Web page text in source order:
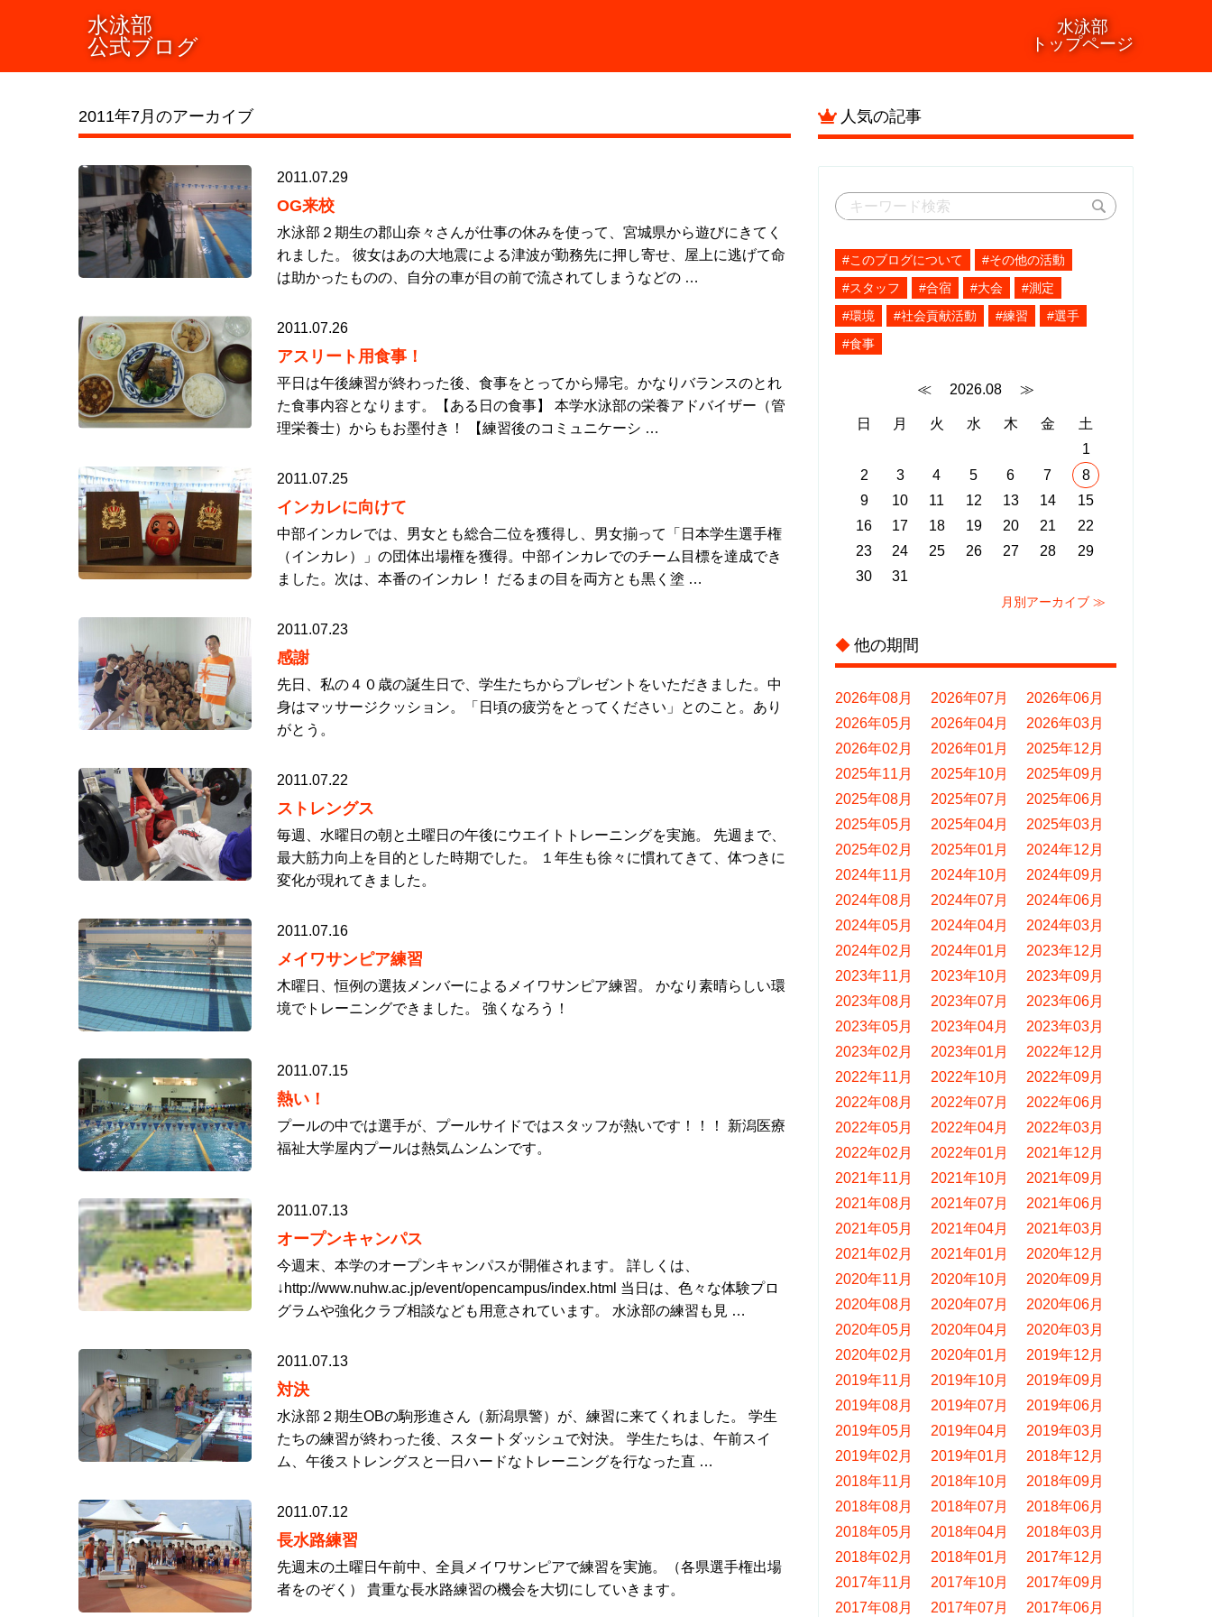
水泳部
トップページ
水泳部
公式ブログ
2011年7月のアーカイブ
2011.07.29
OG来校
水泳部２期生の郡山奈々さんが仕事の休みを使って、宮城県から遊びにきてく
れました。 彼女はあの大地震による津波が勤務先に押し寄せ、屋上に逃げて命
は助かったものの、自分の車が目の前で流されてしまうなどの …
2011.07.26
アスリート用食事！
平日は午後練習が終わった後、食事をとってから帰宅。かなりバランスのとれ
た食事内容となります。【ある日の食事】 本学水泳部の栄養アドバイザー（管
理栄養士）からもお墨付き！ 【練習後のコミュニケーシ …
2011.07.25
インカレに向けて
中部インカレでは、男女とも総合二位を獲得し、男女揃って「日本学生選手権
（インカレ）」の団体出場権を獲得。中部インカレでのチーム目標を達成でき
ました。次は、本番のインカレ！ だるまの目を両方とも黒く塗 …
2011.07.23
感謝
先日、私の４０歳の誕生日で、学生たちからプレゼントをいただきました。中
身はマッサージクッション。「日頃の疲労をとってください」とのこと。あり
がとう。
2011.07.22
ストレングス
毎週、水曜日の朝と土曜日の午後にウエイトトレーニングを実施。 先週まで、
最大筋力向上を目的とした時期でした。 １年生も徐々に慣れてきて、体つきに
変化が現れてきました。
2011.07.16
メイワサンピア練習
木曜日、恒例の選抜メンバーによるメイワサンピア練習。 かなり素晴らしい環
境でトレーニングできました。 強くなろう！
2011.07.15
熱い！
プールの中では選手が、プールサイドではスタッフが熱いです！！！ 新潟医療
福祉大学屋内プールは熱気ムンムンです。
2011.07.13
オープンキャンパス
今週末、本学のオープンキャンパスが開催されます。 詳しくは、
↓http://www.nuhw.ac.jp/event/opencampus/index.html 当日は、色々な体験プロ
グラムや強化クラブ相談なども用意されています。 水泳部の練習も見 …
2011.07.13
対決
水泳部２期生OBの駒形進さん（新潟県警）が、練習に来てくれました。 学生
たちの練習が終わった後、スタートダッシュで対決。 学生たちは、午前スイ
ム、午後ストレングスと一日ハードなトレーニングを行なった直 …
2011.07.12
長水路練習
先週末の土曜日午前中、全員メイワサンピアで練習を実施。（各県選手権出場
者をのぞく） 貴重な長水路練習の機会を大切にしていきます。
人気の記事
#このブログについて
#その他の活動
#スタッフ
#合宿 #大会
#測定
#環境
#社会貢献活動 #練習
#選手
#食事
≪ 2026.08 ≫
日 月 火 水 木 金
土
1
2
3 4 5 6 7
8
9
10 11 12 13 14
15
16
17 18 19 20 21
22
23
24 25 26 27 28
29
30
31
月別アーカイブ ≫
◆ 他の期間
2026年08月 2026年07月
2026年06月
2026年05月
2026年04月
2026年03月
2026年02月
2026年01月
2025年12月
2025年11月
2025年10月
2025年09月
2025年08月
2025年07月
2025年06月
2025年05月
2025年04月
2025年03月
2025年02月
2025年01月
2024年12月
2024年11月
2024年10月
2024年09月
2024年08月
2024年07月
2024年06月
2024年05月
2024年04月
2024年03月
2024年02月
2024年01月
2023年12月
2023年11月
2023年10月
2023年09月
2023年08月
2023年07月
2023年06月
2023年05月
2023年04月
2023年03月
2023年02月
2023年01月
2022年12月
2022年11月
2022年10月
2022年09月
2022年08月
2022年07月
2022年06月
2022年05月
2022年04月
2022年03月
2022年02月
2022年01月
2021年12月
2021年11月
2021年10月
2021年09月
2021年08月
2021年07月
2021年06月
2021年05月
2021年04月
2021年03月
2021年02月
2021年01月
2020年12月
2020年11月
2020年10月
2020年09月
2020年08月
2020年07月
2020年06月
2020年05月
2020年04月
2020年03月
2020年02月
2020年01月
2019年12月
2019年11月
2019年10月
2019年09月
2019年08月
2019年07月
2019年06月
2019年05月
2019年04月
2019年03月
2019年02月
2019年01月
2018年12月
2018年11月
2018年10月
2018年09月
2018年08月
2018年07月
2018年06月
2018年05月
2018年04月
2018年03月
2018年02月
2018年01月
2017年12月
2017年11月
2017年10月
2017年09月
2017年08月
2017年07月 2017年06月